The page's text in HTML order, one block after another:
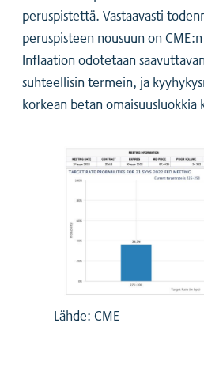
peruspistettä. Vastaavasti
peruspisteen nousuun on
Inflaation odotetaan
suhteellisin termein, ja
korkean betan
Lähde: CME